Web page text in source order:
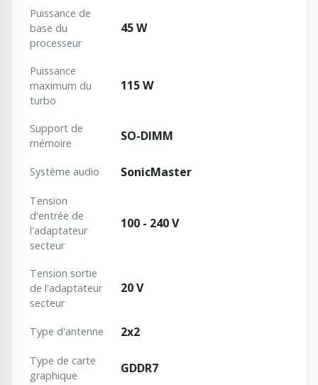
Puissance de
base du
processeur
45 W
Puissance
maximum du
turbo
115 W
Support de
mémoire
SO-DIMM
Système audio SonicMaster
Tension
d'entrée de
l'adaptateur
secteur
100 - 240 V
Tension sortie
de l'adaptateur
secteur
20 V
Type d'antenne 2x2
Type de carte
graphique
GDDR7